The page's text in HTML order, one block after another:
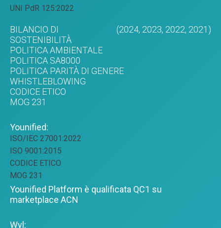
UNI PdR 125:2022
BILANCIO DI
SOSTENIBILITÀ
(2024, 2023, 2022, 2021)
POLITICA AMBIENTALE
POLITICA SA8000
POLITICA PARITÀ DI GENERE
WHISTLEBLOWING
CODICE ETICO
MOG 231
Younified:
ISO/IEC 27001:2022
ISO 9001:2015
CODICE ETICO
MOG 231
Younified Platform è qualificata QC1 su
marketplace ACN
Wyl: